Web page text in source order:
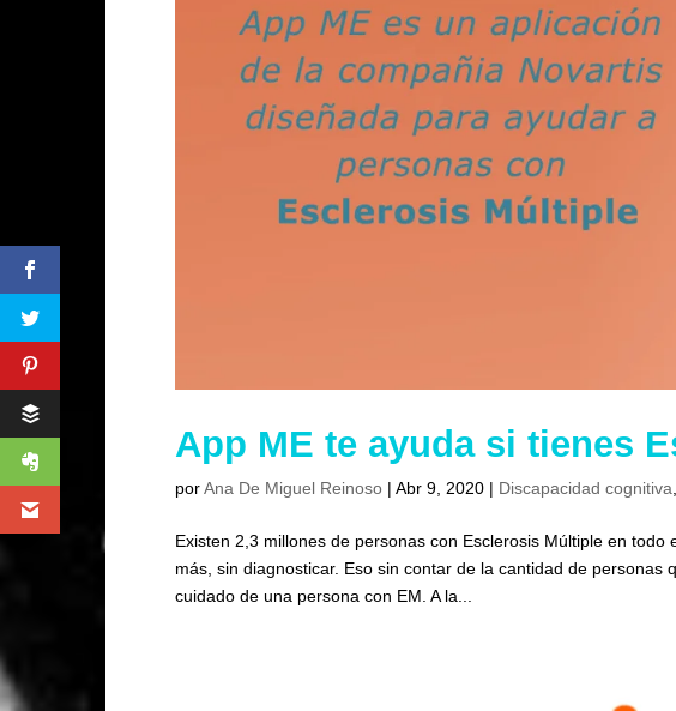
App ME te ayuda si tienes
porAna De Miguel Reinoso |Abr 9, 2020 | Discapacidad cognitiva
Existen 2,3 millones de personas con Esclerosis Múltiple en
más, sin diagnosticar. Eso sin contar de la cantidad de
cuidado de una persona con EM. A la...